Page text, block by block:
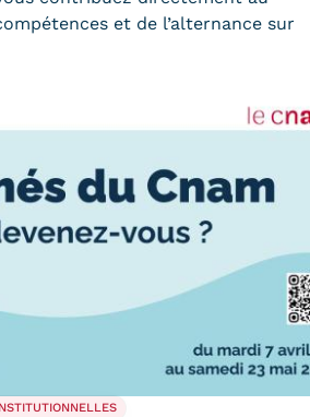
des Acquis de
des études
(VES)
des acquis
égalité/mixité
et de l’alternance sur